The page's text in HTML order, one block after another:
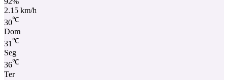
2.15 km/h
30℃
Dom
31℃
Seg
36℃
Ter